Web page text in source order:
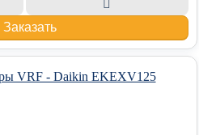
Заказать